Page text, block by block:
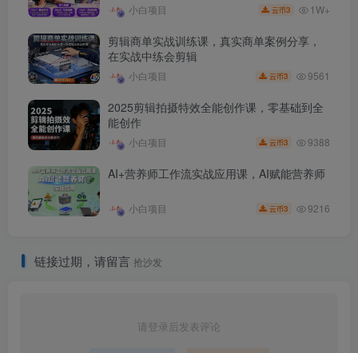
小白项目 云币3 1W+
剪辑商单实战训练课，真实商单案例分享，
在实战中练会剪辑
小白项目 云币3 9561
2025剪辑拍摄特效全能创作课，零基础到全
能创作
小白项目 云币3 9388
AI+营养师工作流实战应用课，AI赋能营养师
小白项目 云币3 9216
链接过期，请留言 抢沙发
请登录后发表评论